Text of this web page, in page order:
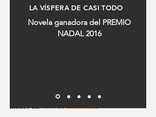
CERTIFICADO
recibir dicho certificado, debe cubrirse al
menos un75% de asistencia.
LA VÍSPERA DE CASI TODO
Novela ganadora del PREMIO
NADAL 2016